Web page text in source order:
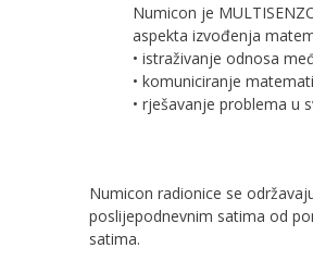
Numicon je
aspekta izvođenja
• istraživanje odnosa
• komuniciranje
• rješavanje problema u
Numicon radionice se
poslijepodnevnim satima od
satima.